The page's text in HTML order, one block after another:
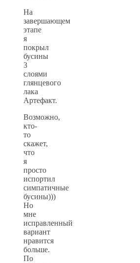
На
завершающем
этапе
я
покрыл
бусины
3
слоями
глянцевого
лака
Артефакт.
Возможно,
кто-
то
скажет,
что
я
просто
испортил
симпатичные
бусины)))
Но
мне
исправленный
вариант
нравится
больше.
По